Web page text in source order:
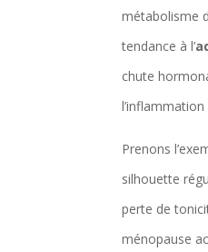
métabolisme
tendance à l’
chute
Prenons
silhouette
perte de
ménopause